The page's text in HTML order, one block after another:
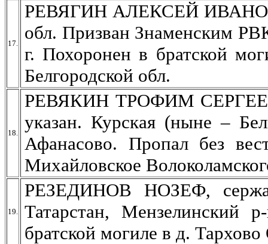
17.
РЕВЯГИН АЛЕКСЕЙ
обл. Призван Знаменским
г. Похоронен в братской
Белгородской обл.
18.
РЕВЯКИН ТРОФИМ
указан. Курская (ныне –
Афанасово. Пропал без
Михайловское
19.
РЕЗЕДИНОВ НОЗЕФ,
Татарстан, Мензелинский
братской могиле в д.